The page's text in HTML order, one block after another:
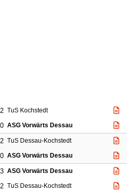
TuS Kochstedt
ASG Vorwärts Dessau
TuS Dessau-Kochstedt
ASG Vorwärts Dessau
ASG Vorwärts Dessau
TuS Dessau-Kochstedt